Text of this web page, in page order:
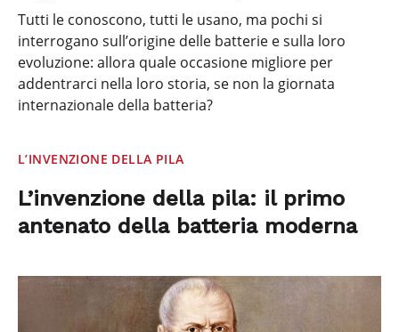
Tutti le conoscono, tutti le usano, ma pochi si
interrogano sull’origine delle batterie e sulla loro
evoluzione: allora quale occasione migliore per
addentrarci nella loro storia, se non la giornata
internazionale della batteria?
L’INVENZIONE DELLA PILA
L’invenzione della pila: il primo
antenato della batteria moderna